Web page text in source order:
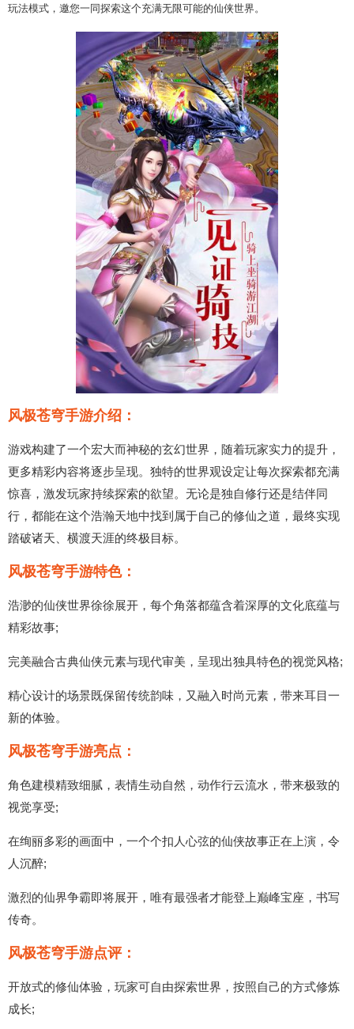
玩法模式，邀您一同探索这个充满无限可能的仙侠世界。
风极苍穹手游介绍：
游戏构建了一个宏大而神秘的玄幻世界，随着玩家实力的提升，
更多精彩内容将逐步呈现。独特的世界观设定让每次探索都充满
惊喜，激发玩家持续探索的欲望。无论是独自修行还是结伴同
行，都能在这个浩瀚天地中找到属于自己的修仙之道，最终实现
踏破诸天、横渡天涯的终极目标。
风极苍穹手游特色：
浩渺的仙侠世界徐徐展开，每个角落都蕴含着深厚的文化底蕴与
精彩故事;
完美融合古典仙侠元素与现代审美，呈现出独具特色的视觉风格;
精心设计的场景既保留传统韵味，又融入时尚元素，带来耳目一
新的体验。
风极苍穹手游亮点：
角色建模精致细腻，表情生动自然，动作行云流水，带来极致的
视觉享受;
在绚丽多彩的画面中，一个个扣人心弦的仙侠故事正在上演，令
人沉醉;
激烈的仙界争霸即将展开，唯有最强者才能登上巅峰宝座，书写
传奇。
风极苍穹手游点评：
开放式的修仙体验，玩家可自由探索世界，按照自己的方式修炼
成长;